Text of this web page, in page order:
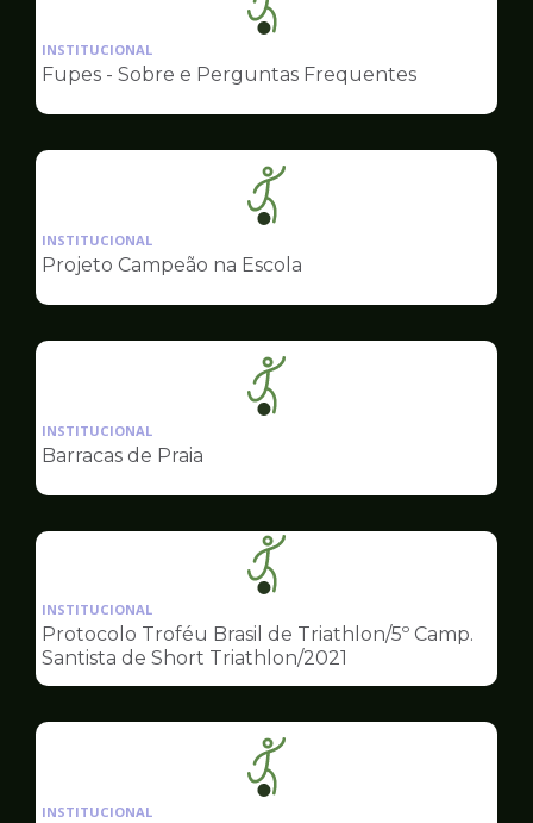
Ilustração
da
pagina
Esportes
INSTITUCIONAL
Fupes - Sobre e Perguntas Frequentes
Ilustração
da
pagina
Esportes
INSTITUCIONAL
Projeto Campeão na Escola
Ilustração
da
Esportes
INSTITUCIONAL
Barracas de Praia
Ilustração
da
pagina
de
Esportes
INSTITUCIONAL
Protocolo Troféu Brasil de Triathlon/5º Camp.
Santista de Short Triathlon/2021
Ilustração
da
INSTITUCIONAL